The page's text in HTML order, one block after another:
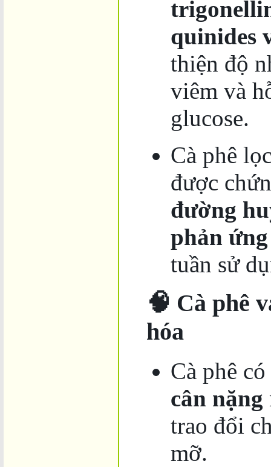
quinides
thiện độ
viêm và
glucose.
Cà phê
được
đường
phản
tuần sử
🧠 Cà phê
hóa
Cà phê
cân nặng
trao đổi
mỡ.